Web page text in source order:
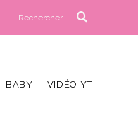
BABY VIDÉO YT